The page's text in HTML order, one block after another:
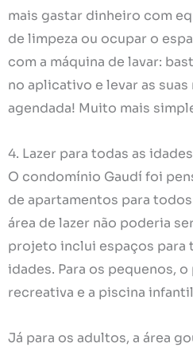
mais gastar dinheiro com
de limpeza ou ocupar o
com a máquina de lavar:
no aplicativo e levar as suas
agendada! Muito mais
4. Lazer para todas as idades
O condomínio Gaudí foi
de apartamentos para
área de lazer não poderia
projeto inclui espaços para
idades. Para os pequenos,
recreativa e a piscina
Já para os adultos, a área